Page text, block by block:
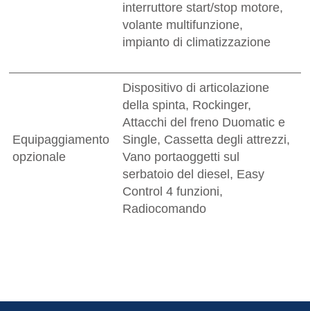
interruttore start/stop motore,
volante multifunzione,
impianto di climatizzazione
Equipaggiamento
opzionale
Dispositivo di articolazione
della spinta, Rockinger,
Attacchi del freno Duomatic e
Single, Cassetta degli attrezzi,
Vano portaoggetti sul
serbatoio del diesel, Easy
Control 4 funzioni,
Radiocomando